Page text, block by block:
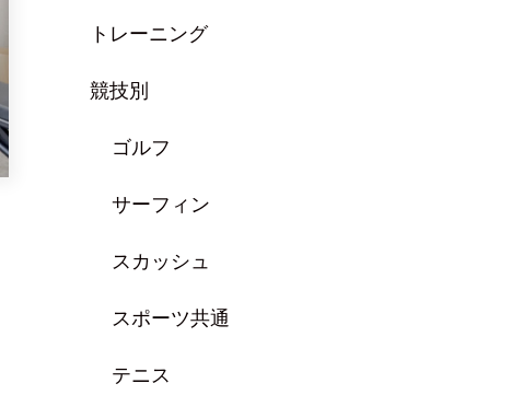
トレーニング
競技別
ゴルフ
サーフィン
スカッシュ
スポーツ共通
テニス